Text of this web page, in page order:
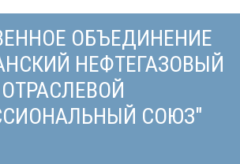
ОБЪЕДИНЕНИЕ
НЕФТЕГАЗОВЫЙ
ОТРАСЛЕВОЙ
СОЮЗ"